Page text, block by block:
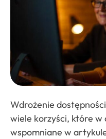
Wdrożenie
wiele korzyści, które w
wspomniane w